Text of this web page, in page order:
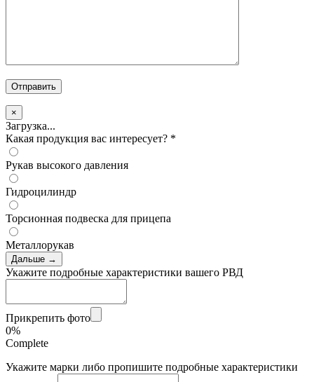
×
Загрузка...
Какая продукция вас интересует? *
Рукав высокого давления
Гидроцилиндр
Торсионная подвеска для прицепа
Металлорукав
Дальше →
Укажите подробные характеристики вашего РВД
Прикрепить фото
0%
Complete
Укажите марки либо пропишите подробные характеристики